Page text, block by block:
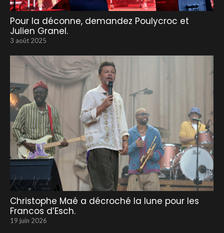
Pour la déconne, demandez Poulycroc et
Julien Granel.
3 août 2025
Christophe Maé a décroché la lune pour les
Francos d’Esch.
19 juin 2026